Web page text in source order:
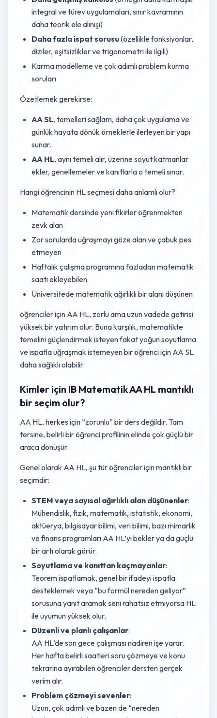
integral ve türev uygulamaları, sınır kavramının
daha teorik ele alınışı)
Daha fazla ispat sorusu(özellikle fonksiyonlar,
diziler, eşitsizlikler ve trigonometri ile ilgili)
Karma modelleme ve çok adımlı problem kurma
soruları
Özetlemek gerekirse:
AA SL, temelleri sağlam, daha çok uygulama ve
günlük hayata dönük örneklerle ilerleyen bir yapı
sunar.
AA HL, aynı temeli alır, üzerine soyut katmanlar
ekler, genellemeler ve kanıtlarla o temeli sınar.
Hangi öğrencinin HL seçmesi daha anlamlı olur?
Matematik dersinde yeni fikirler öğrenmekten
zevk alan
Zor sorularda uğraşmayı göze alan ve çabuk pes
etmeyen
Haftalık çalışma programına fazladan matematik
saati ekleyebilen
Üniversitede matematik ağırlıklı bir alanı düşünen
öğrenciler için AA HL, zorlu ama uzun vadede getirisi
yüksek bir yatırım olur. Buna karşılık, matematikte
temelini güçlendirmek isteyen fakat yoğun soyutlama
ve ispatla uğraşmak istemeyen bir öğrenci için AA SL
daha sağlıklı olabilir.
Kimler için IB Matematik AA HL mantıklı
bir seçim olur?
AA HL, herkes için “zorunlu” bir ders değildir. Tam
tersine, belirli bir öğrenci profilinin elinde çok güçlü bir
araca dönüşür.
Genel olarak AA HL, şu tür öğrenciler için mantıklı bir
seçimdir:
STEM veya sayısal ağırlıklı alan düşünenler:
Mühendislik, fizik, matematik, istatistik, ekonomi,
aktüerya, bilgisayar bilimi, veri bilimi, bazı mimarlık
ve finans programları AA HL’yi bekler ya da güçlü
bir artı olarak görür.
Soyutlama ve kanıttan kaçmayanlar:
Teorem ispatlamak, genel bir ifadeyi ispatla
desteklemek veya “bu formül nereden geliyor”
sorusuna yanıt aramak seni rahatsız etmiyorsa HL
ile uyumun yüksek olur.
Düzenli ve planlı çalışanlar:
AA HL’de son gece çalışması nadiren işe yarar.
Her hafta belirli saatleri soru çözmeye ve konu
tekrarına ayırabilen öğrenciler dersten gerçek
verim alır.
Problem çözmeyi sevenler:
Uzun, çok adımlı ve bazen de “nereden